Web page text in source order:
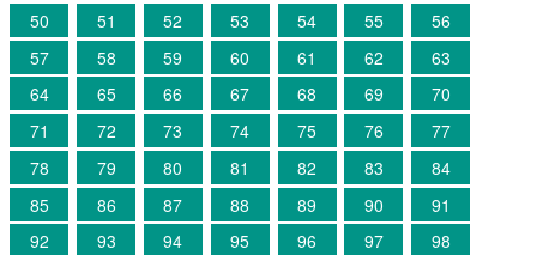
50
51 52 53 54 55
56
57
58 59 60 61 62
63
64
65 66 67 68 69
70
71
72 73 74 75 76
77
78
79 80 81 82 83
84
85
86 87 88 89 90
91
92
93 94 95 96 97
98